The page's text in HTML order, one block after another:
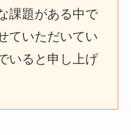
課題がある中で
ていただいてい
いると申し上げ